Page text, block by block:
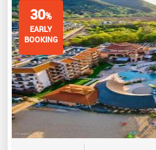
30%
EARLY
BOOKING